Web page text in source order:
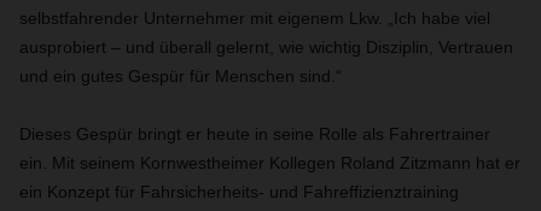
selbstfahrender Unternehmer mit eigenem Lkw. „Ich habe viel
ausprobiert – und überall gelernt, wie wichtig Disziplin, Vertrauen
und ein gutes Gespür für Menschen sind.“
Dieses Gespür bringt er heute in seine Rolle als Fahrertrainer
ein. Mit seinem Kornwestheimer Kollegen Roland Zitzmann hat er
ein Konzept für Fahrsicherheits- und Fahreffizienztraining